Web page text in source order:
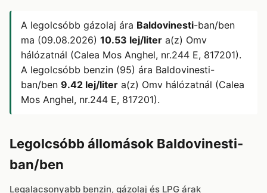
A legolcsóbb gázolaj ára Baldovinesti-ban/ben
ma (09.08.2026) 10.53 lej/liter a(z) Omv
hálózatnál (Calea Mos Anghel, nr.244 E, 817201).
A legolcsóbb benzin (95) ára Baldovinesti-
ban/ben 9.42 lej/liter a(z) Omv hálózatnál (Calea
Mos Anghel, nr.244 E, 817201).
Legolcsóbb állomások Baldovinesti-
ban/ben
Legalacsonyabb benzin, gázolaj és LPG árak